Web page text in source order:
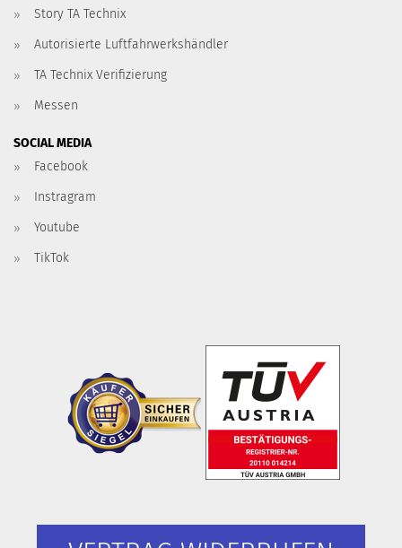
Story TA Technix
Autorisierte Luftfahrwerkshändler
TA Technix Verifizierung
Messen
SOCIAL MEDIA
Facebook
Instragram
Youtube
TikTok